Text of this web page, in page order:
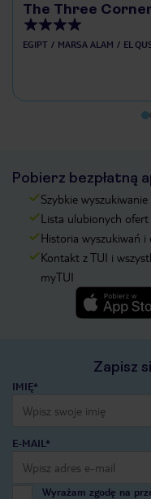
The Three
EGIPT MARSA ALAM EL
Pobierz bezpłatną
Szybkie
Lista ulubionych
Historia wyszukiwań
Kontakt z TUI i
myTUI
Zapisz
IMIĘ*
E-MAIL*
Wyrażam zgodę na